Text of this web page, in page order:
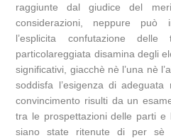
raggiunte dal giudice del
considerazioni, neppure può
l’esplicita confutazione
particolareggiata disamina degli
significativi, giacchè nè l’una nè
soddisfa l’esigenza di
convincimento risulti da un
tra le prospettazioni delle parti e
siano state ritenute di per sè